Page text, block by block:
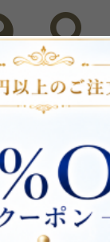
せ 検索
プレゼント！
ング ブ
週間